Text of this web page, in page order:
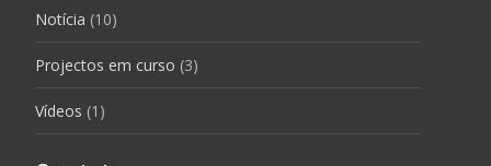
Notícia (10)
Projectos em curso (3)
Vídeos (1)